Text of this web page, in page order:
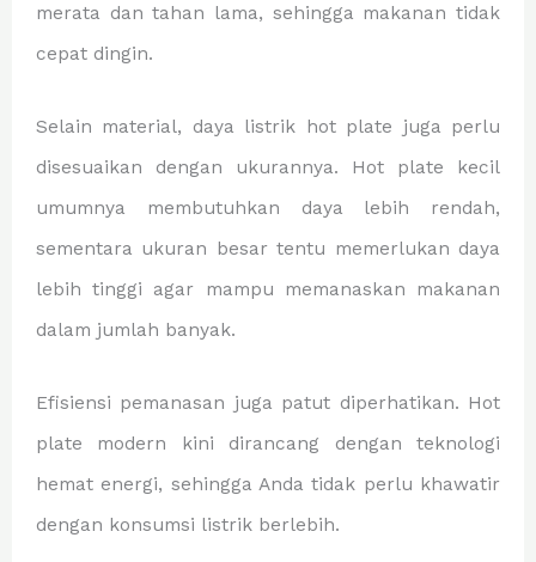
merata dan tahan lama, sehingga makanan tidak
cepat dingin.
Selain material, daya listrik hot plate juga perlu
disesuaikan dengan ukurannya. Hot plate kecil
umumnya membutuhkan daya lebih rendah,
sementara ukuran besar tentu memerlukan daya
lebih tinggi agar mampu memanaskan makanan
dalam jumlah banyak.
Efisiensi pemanasan juga patut diperhatikan. Hot
plate modern kini dirancang dengan teknologi
hemat energi, sehingga Anda tidak perlu khawatir
dengan konsumsi listrik berlebih.